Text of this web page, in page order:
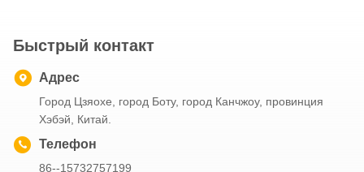
Быстрый контакт
Адрес
Город Цзяохе, город Боту, город Канчжоу, провинция
Хэбэй, Китай.
Телефон
86--15732757199